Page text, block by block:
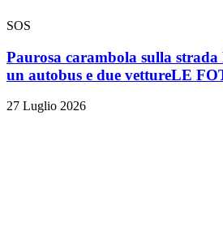
SOS
Paurosa carambola sulla
un autobus e due vettureLE
27 Luglio 2026